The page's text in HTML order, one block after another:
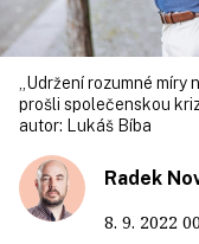
„Udržení rozumné
prošli společenskou
autor:
Lukáš Bíba
Radek
8. 9. 2022